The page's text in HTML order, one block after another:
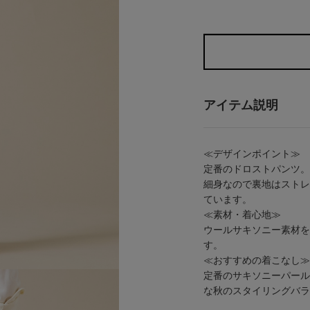
アイテム説明
≪デザインポイント≫
定番のドロストパンツ。
細身なので裏地はスト
ています。
≪素材・着心地≫
ウールサキソニー素材
す。
≪おすすめの着こなし≫
定番のサキソニーパー
な秋のスタイリングバ